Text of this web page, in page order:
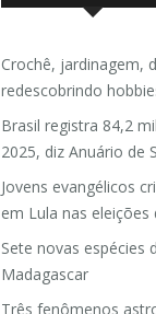
Crochê, jardinagem,
redescobrindo
Brasil registra 84,2
2025, diz Anuário de
Jovens evangélicos
em Lula nas eleições
Sete novas espécies
Madagascar
Três fenômenos